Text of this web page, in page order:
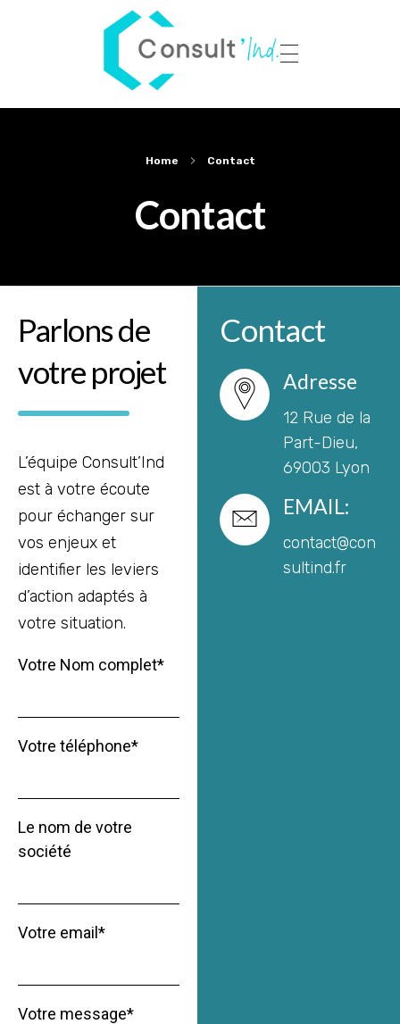
Consult'Ind
Home Contact
Contact
Parlons de
votre projet
L’équipe Consult’Ind
est à votre écoute
pour échanger sur
vos enjeux et
identifier les leviers
d’action adaptés à
votre situation.
Votre Nom complet*
Votre téléphone*
Le nom de votre
société
Votre email*
Votre message*
Contact
Adresse
12 Rue de la
Part-Dieu,
69003 Lyon
EMAIL:
contact@con
sultind.fr
Panneau de gestion des cookies